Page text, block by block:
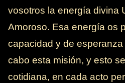
vosotros la energía divina
Amoroso. Esa energía os
capacidad y de
cabo esta misión, y esto
cotidiana, en cada acto